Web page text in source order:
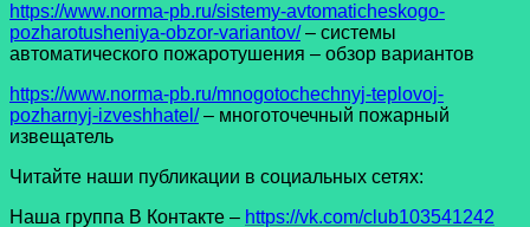
https://www.norma-pb.ru/sistemy-avtomaticheskogo-
pozharotusheniya-obzor-variantov/– системы
автоматического пожаротушения – обзор вариантов
https://www.norma-pb.ru/mnogotochechnyj-teplovoj-
pozharnyj-izveshhatel/– многоточечный пожарный
извещатель
Читайте наши публикации в социальных сетях:
Наша группа В Контакте – https://vk.com/club103541242